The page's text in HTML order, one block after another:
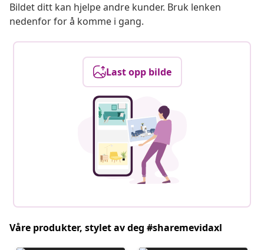
Bildet ditt kan hjelpe andre kunder. Bruk lenken
nedenfor for å komme i gang.
Last opp bilde
Våre produkter, stylet av deg #sharemevidaxl